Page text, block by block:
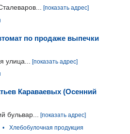
[показать адрес]
по продаже выпечки
улица...
[показать адрес]
Караваевых (Осенний
бульвар... [показать адрес]
•
Хлебобулочная продукция